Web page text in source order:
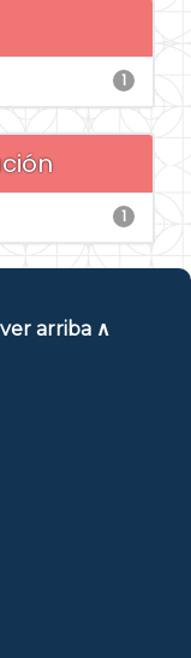
1
1
arriba ∧